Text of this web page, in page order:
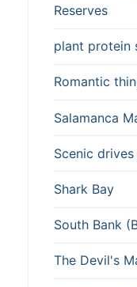
Reserves
plant protein
Romantic
Salamanca
Scenic
Shark Bay
South Bank
The Devil's